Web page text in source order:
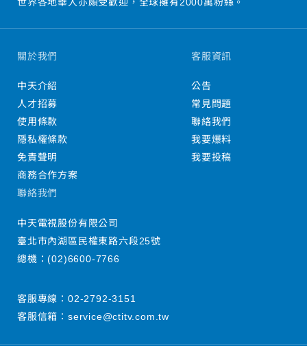
關於我們
中天介紹
人才招募
使用條款
隱私權條款
免責聲明
商務合作方案
客服資訊
公告
常見問題
聯絡我們
我要爆料
我要投稿
聯絡我們
中天電視股份有限公司
臺北市內湖區民權東路六段25號
總機：(02)6600-7766
客服專線： 02-2792-3151
客服信箱： service@ctitv.com.tw